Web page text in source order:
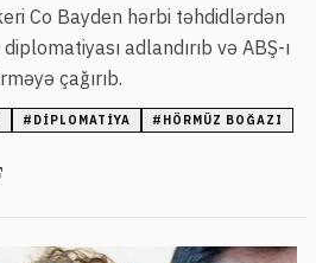
Co Bayden hərbi təhdidlərdən
adlandırıb və ABŞ-ı
çağırıb.
# DIPLOMATIYA # HÖRMÜZ BOĞAZI